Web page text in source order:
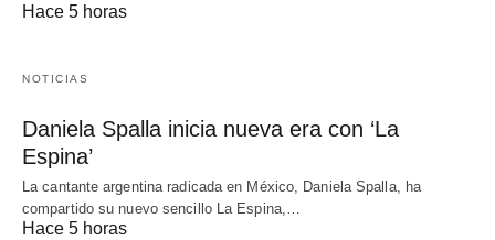
Hace 5 horas
NOTICIAS
Daniela Spalla inicia nueva era con ‘La
Espina’
La cantante argentina radicada en México, Daniela Spalla, ha
compartido su nuevo sencillo La Espina,…
Hace 5 horas